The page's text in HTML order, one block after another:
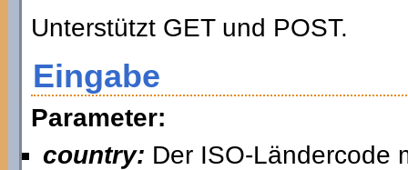
Unterstützt GET und POST.
Eingabe
Parameter:
country: Der ISO-Ländercode